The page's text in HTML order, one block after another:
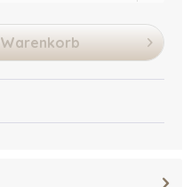
Warenkorb